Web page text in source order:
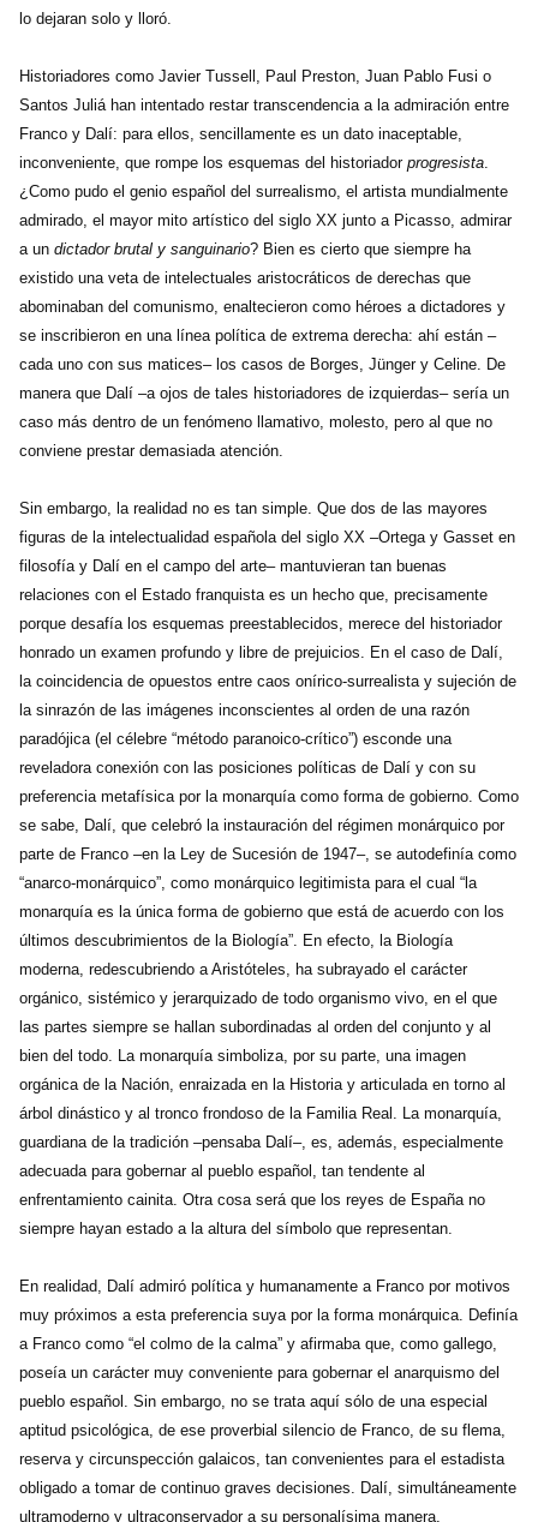
lo dejaran solo y lloró.
Historiadores como Javier Tussell, Paul Preston, Juan Pablo Fusi o
Santos Juliá han intentado restar transcendencia a la admiración entre
Franco y Dalí: para ellos, sencillamente es un dato inaceptable,
inconveniente, que rompe los esquemas del historiador progresista
¿Como pudo el genio español del surrealismo, el artista mundialmente
admirado, el mayor mito artístico del siglo XX junto a Picasso, admirar
a un dictador brutal y sanguinario? Bien es cierto que siempre ha
existido una veta de intelectuales aristocráticos de derechas que
abominaban del comunismo, enaltecieron como héroes a dictadores y
se inscribieron en una línea política de extrema derecha: ahí están –
cada uno con sus matices– los casos de Borges, Jünger y Celine. De
manera que Dalí –a ojos de tales historiadores de izquierdas– sería un
caso más dentro de un fenómeno llamativo, molesto, pero al que no
conviene prestar demasiada atención.
Sin embargo, la realidad no es tan simple. Que dos de las mayores
figuras de la intelectualidad española del siglo XX –Ortega y Gasset en
filosofía y Dalí en el campo del arte– mantuvieran tan buenas
relaciones con el Estado franquista es un hecho que, precisamente
porque desafía los esquemas preestablecidos, merece del historiador
honrado un examen profundo y libre de prejuicios. En el caso de Dalí,
la coincidencia de opuestos entre caos onírico-surrealista y sujeción de
la sinrazón de las imágenes inconscientes al orden de una razón
paradójica (el célebre “método paranoico-crítico”) esconde una
reveladora conexión con las posiciones políticas de Dalí y con su
preferencia metafísica por la monarquía como forma de gobierno. Como
se sabe, Dalí, que celebró la instauración del régimen monárquico por
parte de Franco –en la Ley de Sucesión de 1947–, se autodefinía como
“anarco-monárquico”, como monárquico legitimista para el cual “la
monarquía es la única forma de gobierno que está de acuerdo con los
últimos descubrimientos de la Biología”. En efecto, la Biología
moderna, redescubriendo a Aristóteles, ha subrayado el carácter
orgánico, sistémico y jerarquizado de todo organismo vivo, en el que
las partes siempre se hallan subordinadas al orden del conjunto y al
bien del todo. La monarquía simboliza, por su parte, una imagen
orgánica de la Nación, enraizada en la Historia y articulada en torno al
árbol dinástico y al tronco frondoso de la Familia Real. La monarquía,
guardiana de la tradición –pensaba Dalí–, es, además, especialmente
adecuada para gobernar al pueblo español, tan tendente al
enfrentamiento cainita. Otra cosa será que los reyes de España no
siempre hayan estado a la altura del símbolo que representan.
En realidad, Dalí admiró política y humanamente a Franco por motivos
muy próximos a esta preferencia suya por la forma monárquica. Definía
a Franco como “el colmo de la calma” y afirmaba que, como gallego,
poseía un carácter muy conveniente para gobernar el anarquismo del
pueblo español. Sin embargo, no se trata aquí sólo de una especial
aptitud psicológica, de ese proverbial silencio de Franco, de su flema,
reserva y circunspección galaicos, tan convenientes para el estadista
obligado a tomar de continuo graves decisiones. Dalí, simultáneamente
ultramoderno y ultraconservador a su personalísima manera,